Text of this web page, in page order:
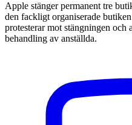
Apple stänger permanent tre
den fackligt organiserade
protesterar mot stängningen
behandling av anställda.